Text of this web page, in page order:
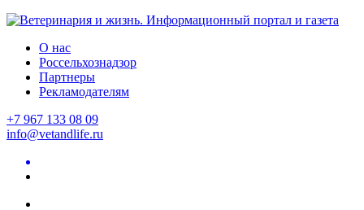
О нас
Россельхознадзор
Партнеры
Рекламодателям
+7 967 133 08 09
info@vetandlife.ru